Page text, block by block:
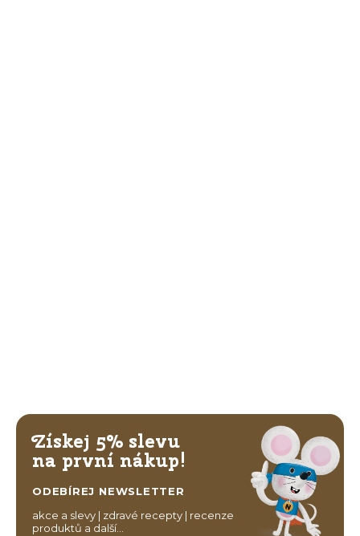
Získej 5% slevu
na první nákup!
ODEBÍREJ NEWSLETTER
akce a slevy | zdravé recepty | recenze
produktů a další…